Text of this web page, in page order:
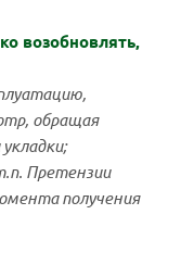
возобновлять,
обращая
Претензии
получения